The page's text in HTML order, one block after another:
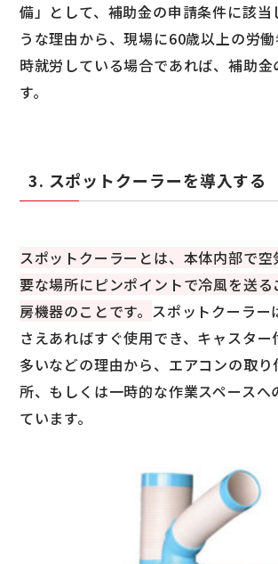
備」として、補助金の申請条件に該当
うな理由から、現場に60歳以上の労
時就労している場合であれば、補助
す。
3. スポットクーラーを導入する
スポットクーラーとは、本体内部で
要な場所にピンポイントで冷風を送
房機器のことです。 スポットクーラー
さえあればすぐ使用でき、キャスター
多いなどの理由から、エアコンの取
所、もしくは一時的な作業スペースへ
ています。